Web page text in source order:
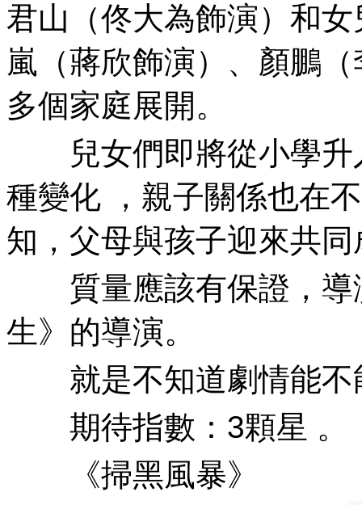
君山（佟大為飾演）和女兒
嵐（蔣欣飾演）、顏
多個家庭展開。
兒女們即將從小學升入
種變化 ，親子關係也
知，父母與孩子迎來共同成
質量應該有保證，
生》的導演 。
就是不知道劇情能不能
期待指數 ：3顆星 。
《掃黑風暴》